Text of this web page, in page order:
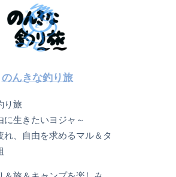
のんきな釣り旅
り旅
生きたいヨジャ～
れ、自由を求めるマル＆タ